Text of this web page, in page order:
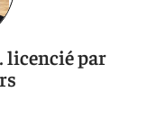
licencié par